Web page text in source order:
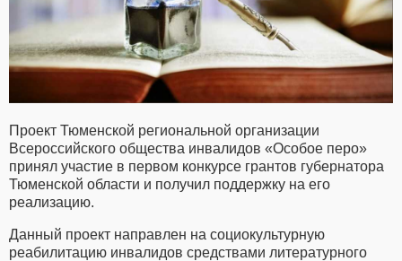
Проект Тюменской региональной организации
Всероссийского общества инвалидов «Особое перо»
принял участие в первом конкурсе грантов губернатора
Тюменской области и получил поддержку на его
реализацию.
Данный проект направлен на социокультурную
реабилитацию инвалидов средствами литературного